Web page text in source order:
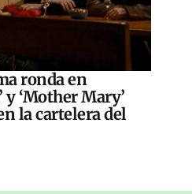
ronda en
y ‘Mother Mary’
la cartelera del